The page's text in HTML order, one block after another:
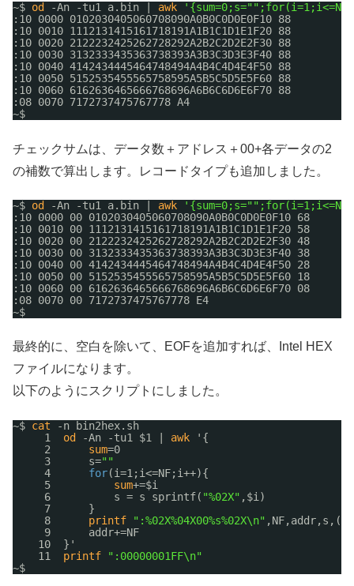
~$ od -An -tu1 a.bin | awk
:10 0000 0102030405060708090A0B0C0D0E0F10 88
:10 0010 1112131415161718191A1B1C1D1E1F20 88
:10 0020 2122232425262728292A2B2C2D2E2F30 88
:10 0030 3132333435363738393A3B3C3D3E3F40 88
:10 0040 4142434445464748494A4B4C4D4E4F50 88
:10 0050 5152535455565758595A5B5C5D5E5F60 88
:10 0060 6162636465666768696A6B6C6D6E6F70 88
:08 0070 7172737475767778 A4
~$
チェックサムは、データ数＋アドレス＋00+各データの2
の補数で算出します。レコードタイプも追加しました。
~$ od -An -tu1 a.bin | awk
:10 0000 00 0102030405060708090A0B0C0D0E0F10 68
:10 0010 00 1112131415161718191A1B1C1D1E1F20 58
:10 0020 00 2122232425262728292A2B2C2D2E2F30 48
:10 0030 00 3132333435363738393A3B3C3D3E3F40 38
:10 0040 00 4142434445464748494A4B4C4D4E4F50 28
:10 0050 00 5152535455565758595A5B5C5D5E5F60 18
:10 0060 00 6162636465666768696A6B6C6D6E6F70 08
:08 0070 00 7172737475767778 E4
~$
最終的に、空白を除いて、EOFを追加すれば、Intel HEX
ファイルになります。
以下のようにスクリプトにしました。
~$ cat
-n bin2hex.sh
1 od -An -tu1 $1 | awk
'{
2 sum=0
3      s=""
4 for(i=1;i<=NF;i++){
5 sum+=$i
6          s = s sprintf( "%02X" ,$i)
7      }
8 printf ":%02X%04X00%s%02X\n"
9      addr+=NF
10  }'
11 printf
":00000001FF\n"
~$